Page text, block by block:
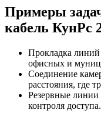
Примеры
кабель КунРс
Прокладка линий
офисных и
Соединение
расстояния, где
Резервные линии
контроля доступа.